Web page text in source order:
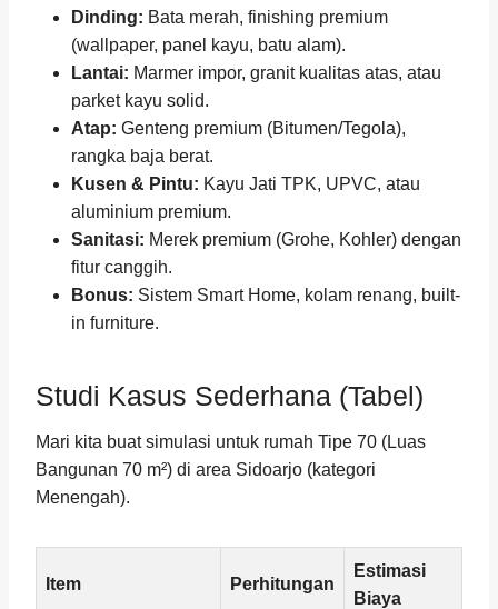
Dinding: Bata merah, finishing premium
(wallpaper, panel kayu, batu alam).
Lantai: Marmer impor, granit kualitas atas, atau
parket kayu solid.
Atap: Genteng premium (Bitumen/Tegola),
rangka baja berat.
Kusen & Pintu: Kayu Jati TPK, UPVC, atau
aluminium premium.
Sanitasi: Merek premium (Grohe, Kohler) dengan
fitur canggih.
Bonus: Sistem Smart Home, kolam renang, built-
in furniture.
Studi Kasus Sederhana (Tabel)
Mari kita buat simulasi untuk rumah Tipe 70 (Luas
Bangunan 70 m²) di area Sidoarjo (kategori
Menengah).
Item Perhitungan
Estimasi
Biaya